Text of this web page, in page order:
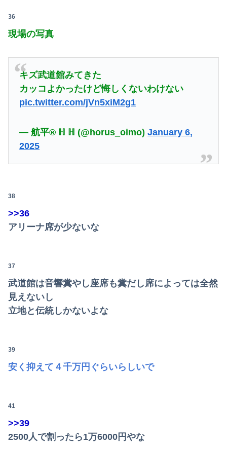
36
現場の写真
キズ武道館みてきた
カッコよかったけど悔しくないわけない
pic.twitter.com/jVn5xiM2g1
— 航平®︎ ℍ ℍ (@horus_oimo)January 6,
2025
38
>>36
アリーナ席が少ないな
37
武道館は音響糞やし座席も糞だし席によっては全然
見えないし
立地と伝統しかないよな
39
安く抑えて４千万円ぐらいらしいで
41
>>39
2500人で割ったら1万6000円やな